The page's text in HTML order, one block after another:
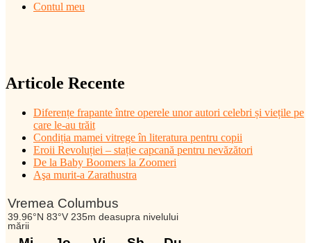
Contul meu
Articole Recente
Diferențe frapante între operele unor autori celebri și viețile pe
care le-au trăit
Condiția mamei vitrege în literatura pentru copii
Eroii Revoluției – stație capcană pentru nevăzători
De la Baby Boomers la Zoomeri
Aşa murit-a Zarathustra